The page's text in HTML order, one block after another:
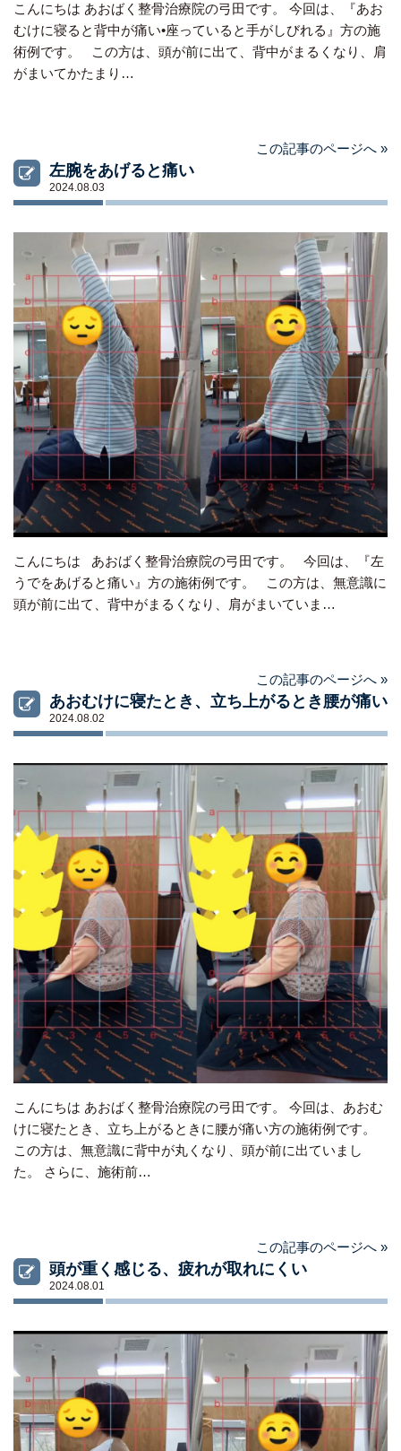
こんにちは あおばく整骨治療院の弓田です。 今回は、『あお
むけに寝ると背中が痛い•座っていると手がしびれる』方の施
術例です。 この方は、頭が前に出て、背中がまるくなり、肩
がまいてかたまり…
この記事のページへ »
左腕をあげると痛い
2024.08.03
こんにちは あおばく整骨治療院の弓田です。 今回は、『左
うでをあげると痛い』方の施術例です。 この方は、無意識に
頭が前に出て、背中がまるくなり、肩がまいていま…
この記事のページへ »
あおむけに寝たとき、立ち上がるとき腰が痛い
2024.08.02
こんにちは あおばく整骨治療院の弓田です。 今回は、あおむ
けに寝たとき、立ち上がるときに腰が痛い方の施術例です。
この方は、無意識に背中が丸くなり、頭が前に出ていまし
た。 さらに、施術前…
この記事のページへ »
頭が重く感じる、疲れが取れにくい
2024.08.01